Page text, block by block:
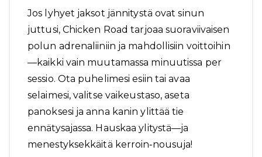
Jos lyhyet jaksot jännitystä ovat sinun
juttusi, Chicken Road tarjoaa suoraviivaisen
polun adrenaliiniin ja mahdollisiin voittoihin
—kaikki vain muutamassa minuutissa per
sessio. Ota puhelimesi esiin tai avaa
selaimesi, valitse vaikeustaso, aseta
panoksesi ja anna kanin ylittää tie
ennätysajassa. Hauskaa ylitystä—ja
menestyksekkäitä kerroin‑nousuja!